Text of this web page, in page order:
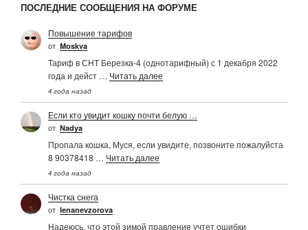
ПОСЛЕДНИЕ СООБЩЕНИЯ НА ФОРУМЕ
Повышение тарифов
от Moskva
Тариф в СНТ Березка-4 (однотарифный) с 1 декабря 2022
года и дейст … Читать далее
4 года назад
Если кто увидит кошку почти белую …
от Nadya
Пропала кошка, Муся, если увидите, позвоните пожалуйста
8 90378418 … Читать далее
4 года назад
Чистка снега
от Ienanevzorova
Надеюсь, что этой зимой правление учтет ошибки